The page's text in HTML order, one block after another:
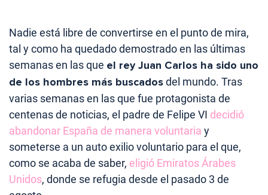
Nadie está libre de convertirse en el punto de mira,
tal y como ha quedado demostrado en las últimas
semanas en las que el rey Juan Carlos ha sido uno
de los hombres más buscadosdel mundo. Tras
varias semanas en las que fue protagonista de
centenas de noticias, el padre de Felipe VI decidió
abandonar España de manera voluntaria y
someterse a un auto exilio voluntario para el que,
como se acaba de saber, eligió Emiratos Árabes
Unidos, donde se refugia desde el pasado 3 de